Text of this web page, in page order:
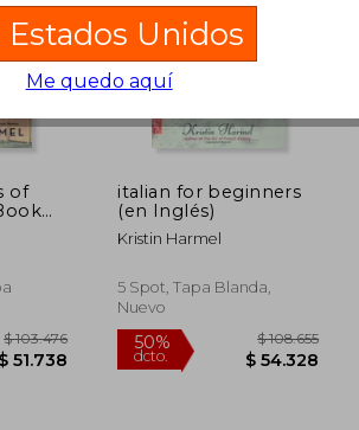
$ 41.671 dcto. $
of
italian for beginners
(en Inglés)
Kristin Harmel
5 Spot, Tapa Blanda,
Nuevo
Estados Unidos
Me quedo aquí